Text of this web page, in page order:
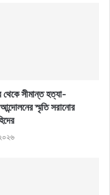
সীমান্ত হত্যা-
স্মৃতি সরানোর